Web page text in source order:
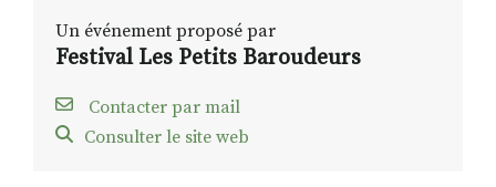
Un événement proposé par
Festival Les Petits Baroudeurs
Contacter par mail
Consulter le site web